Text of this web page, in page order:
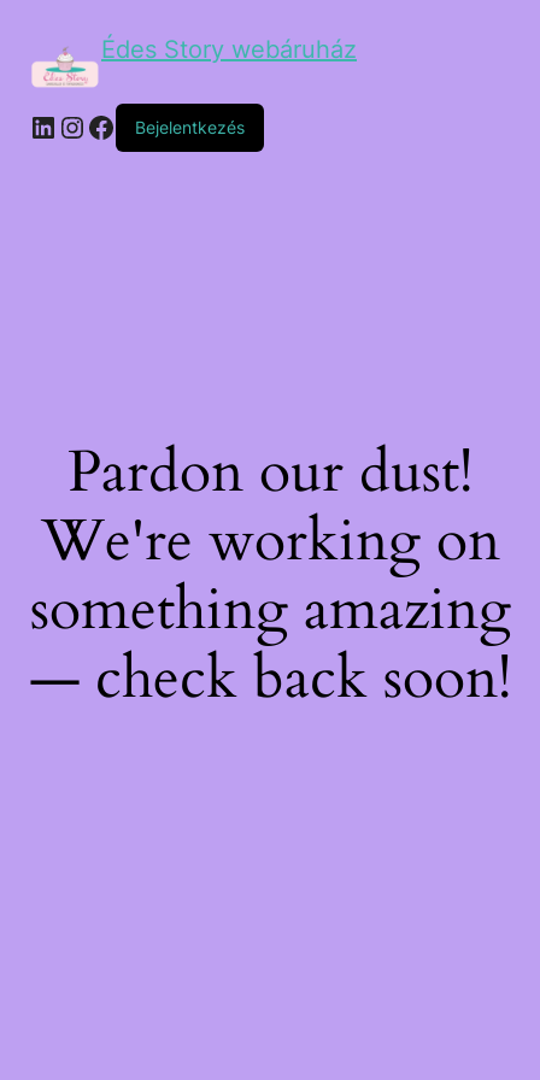
Édes Story webáruház
Bejelentkezés
Pardon our dust!
We're working on
something amazing
— check back soon!